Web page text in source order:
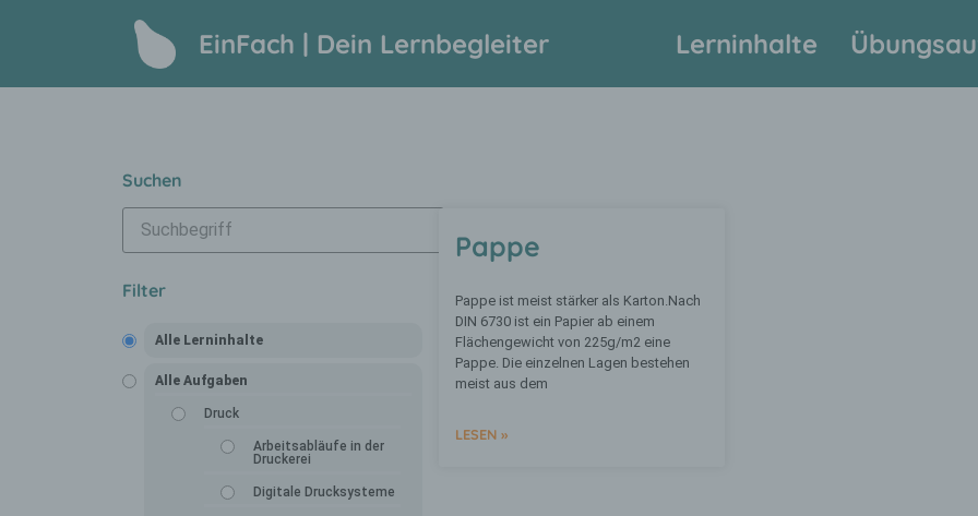
EinFach | Dein Lernbegleiter Lerninhalte
Suchen
Filter
Alle Lerninhalte
Alle Aufgaben
Druck
Arbeitsabläufe in der
Druckerei
Digitale Drucksysteme
Pappe
Pappe ist meist stärker als Karton.Nach
DIN 6730 ist ein Papier ab einem
Flächengewicht von 225g/m2 eine
Pappe. Die einzelnen Lagen bestehen
meist aus dem
LESEN »